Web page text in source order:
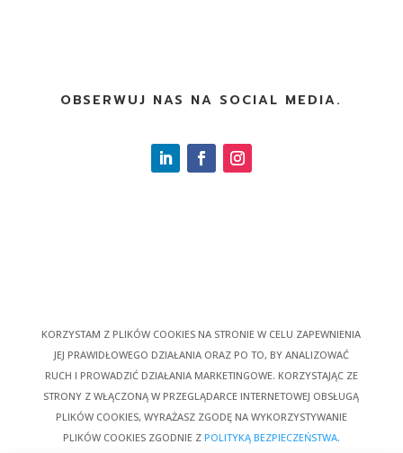
OBSERWUJ NAS NA SOCIAL MEDIA.
KORZYSTAM Z PLIKÓW COOKIES NA STRONIE W CELU ZAPEWNIENIA
JEJ PRAWIDŁOWEGO DZIAŁANIA ORAZ PO TO, BY ANALIZOWAĆ
RUCH I PROWADZIĆ DZIAŁANIA MARKETINGOWE. KORZYSTAJĄC ZE
STRONY Z WŁĄCZONĄ W PRZEGLĄDARCE INTERNETOWEJ OBSŁUGĄ
PLIKÓW COOKIES, WYRAŻASZ ZGODĘ NA WYKORZYSTYWANIE
PLIKÓW COOKIES ZGODNIE Z POLITYKĄ BEZPIECZEŃSTWA.